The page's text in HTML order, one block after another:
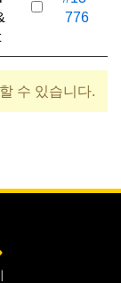
776
수 있습니다.